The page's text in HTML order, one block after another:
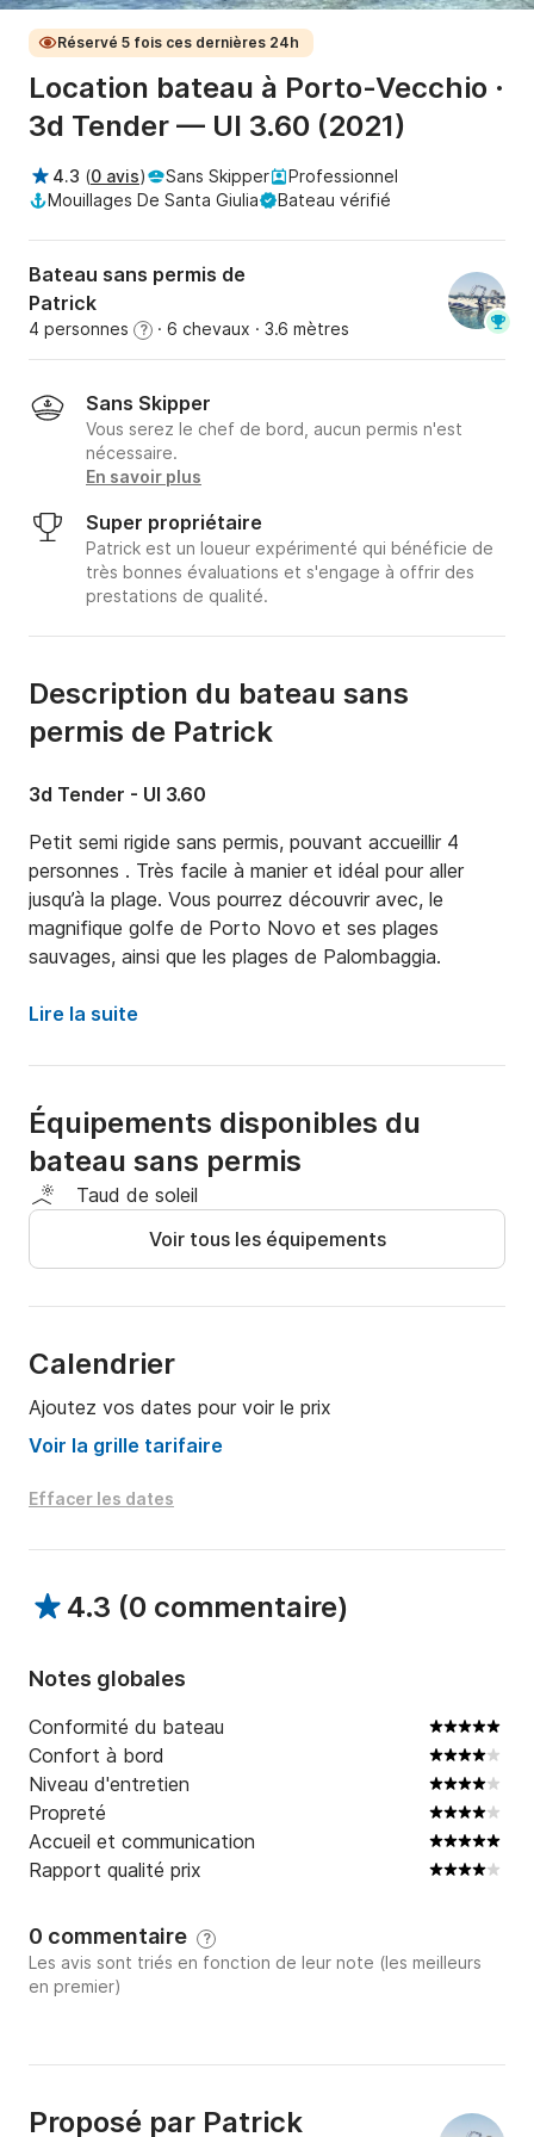
Réservé 5 fois ces dernières 24h
Location bateau à Porto-Vecchio ·
3d Tender — Ul 3.60 (2021)
4.3 (0 avis) Sans Skipper
Professionnel
Mouillages De Santa Giulia
Bateau vérifié
Bateau sans permis de
Patrick
4 personnes ? · 6 chevaux · 3.6 mètres
Sans Skipper
Vous serez le chef de bord, aucun permis n'est
nécessaire.
En savoir plus
Super propriétaire
Patrick est un loueur expérimenté qui bénéficie de
très bonnes évaluations et s'engage à offrir des
prestations de qualité.
Description du bateau sans
permis de Patrick
3d Tender - Ul 3.60
Petit semi rigide sans permis, pouvant accueillir 4
personnes . Très facile à manier et idéal pour aller
jusqu’à la plage. Vous pourrez découvrir avec, le
magnifique golfe de Porto Novo et ses plages
sauvages, ainsi que les plages de Palombaggia.
Lire la suite
Équipements disponibles du
bateau sans permis
Taud de soleil
Voir tous les équipements
Calendrier
Ajoutez vos dates pour voir le prix
Voir la grille tarifaire
Effacer les dates
4.3 (0 commentaire)
Notes globales
Conformité du bateau
Confort à bord
Niveau d'entretien
Propreté
Accueil et communication
Rapport qualité prix
0 commentaire ?
Les avis sont triés en fonction de leur note (les meilleurs
en premier)
Proposé par Patrick